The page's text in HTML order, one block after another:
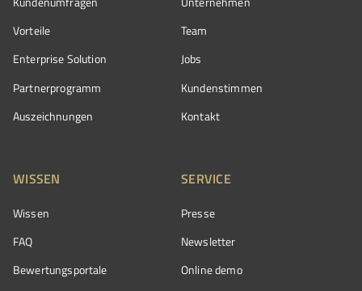
Vorteile
Enterprise Solution
Partnerprogramm
Auszeichnungen
Team
Jobs
Kundenstimmen
Kontakt
WISSEN
Wissen
FAQ
Bewertungsportale
SERVICE
Presse
Newsletter
Online demo